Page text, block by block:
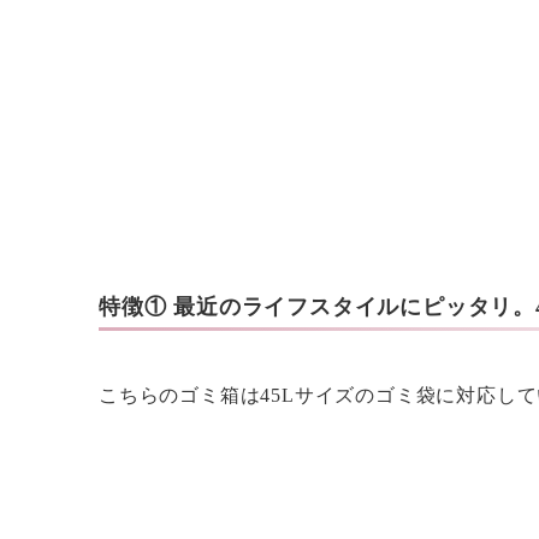
特徴① 最近のライフスタイルにピッタリ
こちらのゴミ箱は45Lサイズのゴミ袋に対応して